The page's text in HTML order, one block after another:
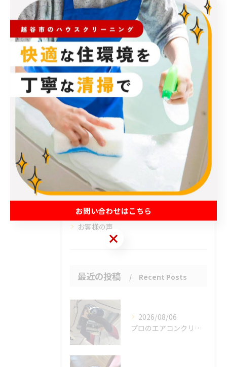
< 前のページ 一覧に戻る 次のページ >
カテゴリー Categories
全てのカテゴリー
エアコン
春日部市のハウスクリーニング
草加市のハウスクリーニング
松伏町のハウスクリーニング
吉川市のハウスクリーニング
お客様の声
最近の投稿 Recent Posts
2026/08/06
プロのエアコンクリーニングは、店舗やオフィスにおいて多くのメ...
お問い合わせはこちら
お問い合わせはこちら